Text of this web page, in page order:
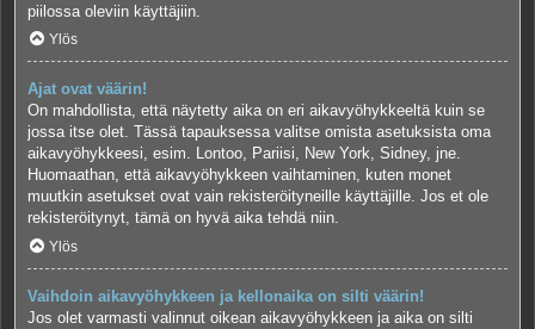
piilossa oleviin käyttäjiin.
Ylös
Ajat ovat väärin!
On mahdollista, että näytetty aika on eri aikavyöhykkeeltä kuin se
jossa itse olet. Tässä tapauksessa valitse omista asetuksista oma
aikavyöhykkeesi, esim. Lontoo, Pariisi, New York, Sidney, jne.
Huomaathan, että aikavyöhykkeen vaihtaminen, kuten monet
muutkin asetukset ovat vain rekisteröityneille käyttäjille. Jos et ole
rekisteröitynyt, tämä on hyvä aika tehdä niin.
Ylös
Vaihdoin aikavyöhykkeen ja kellonaika on silti väärin!
Jos olet varmasti valinnut oikean aikavyöhykkeen ja aika on silti